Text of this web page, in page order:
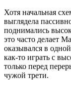
Хотя начальная
выглядела
поднимались
это часто делает
оказывался в
как-то играть с
только перед
чужой трети.